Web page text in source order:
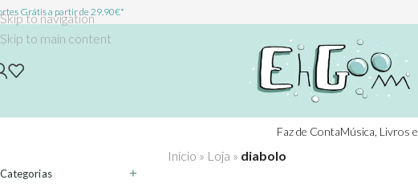
Skip to navigation
Skip to main content
Grátis a partir de 29.90€*
Faz de ContaMúsica, Livros
Categorias
Início » Loja » diabolo